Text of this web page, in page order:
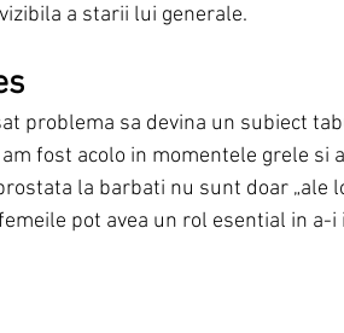
a starii lui generale.
problema sa devina un subiect
fost acolo in momentele grele si
la barbati nu sunt doar „ale
pot avea un rol esential in a-i